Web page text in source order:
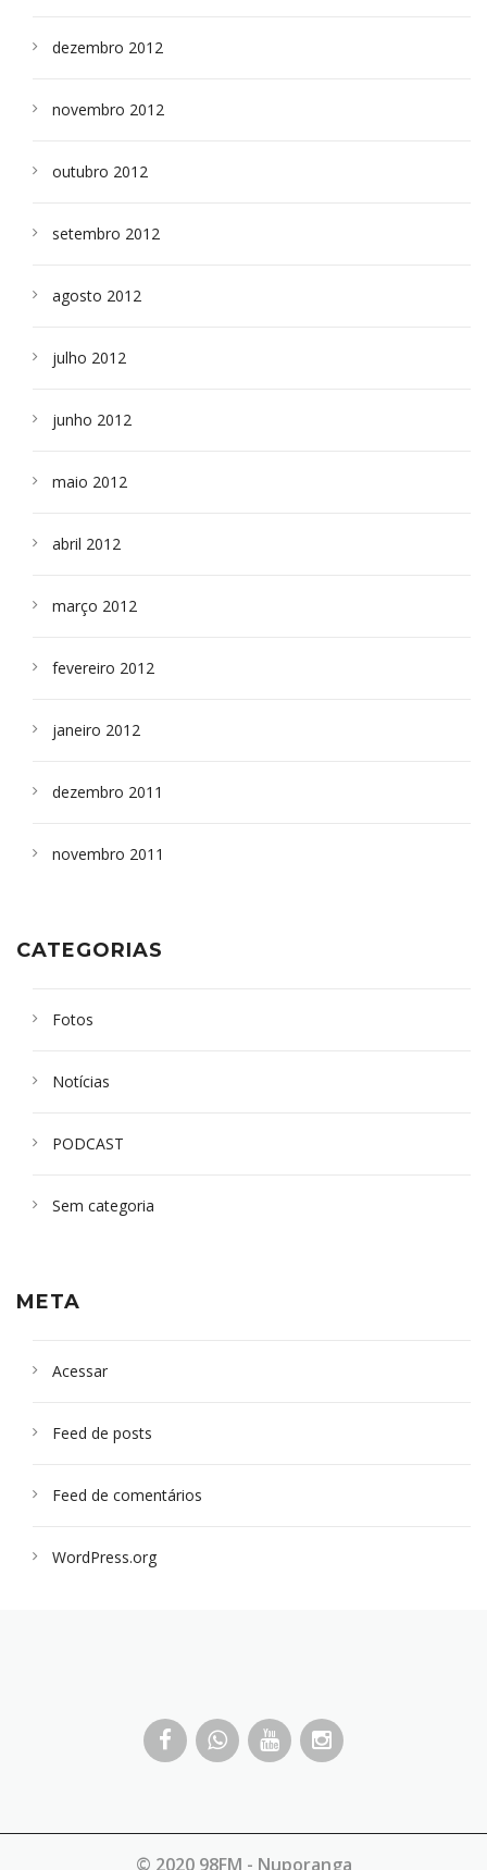
dezembro 2012
novembro 2012
outubro 2012
setembro 2012
agosto 2012
julho 2012
junho 2012
maio 2012
abril 2012
março 2012
fevereiro 2012
janeiro 2012
dezembro 2011
novembro 2011
CATEGORIAS
Fotos
Notícias
PODCAST
Sem categoria
META
Acessar
Feed de posts
Feed de comentários
WordPress.org
© 2020 98FM - Nuporanga